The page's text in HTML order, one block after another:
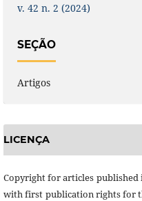
v. 42 n. 2 (2024)
SEÇÃO
Artigos
LICENÇA
Copyright for articles published
with first publication rights for